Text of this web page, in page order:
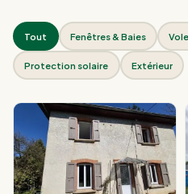
Tout Fenêtres & Baies
Protection solaire Extérieur